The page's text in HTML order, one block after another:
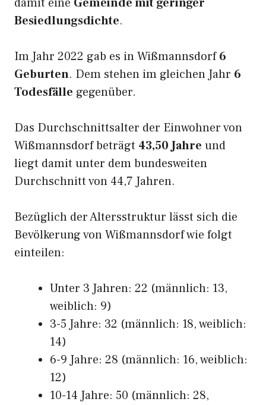
Besiedlungsdichte.
Im Jahr 2022 gab es in Wißmannsdorf6
Geburten. Dem stehen im gleichen Jahr 6
Todesfälle gegenüber.
Das Durchschnittsalter der Einwohner von
Wißmannsdorf beträgt 43,50 Jahre und
liegt damit unter dem bundesweiten
Durchschnitt von 44,7 Jahren.
Bezüglich der Altersstruktur lässt sich die
Bevölkerung von Wißmannsdorf wie folgt
einteilen:
Unter 3 Jahren: 22 (männlich: 13,
weiblich: 9)
3-5 Jahre: 32 (männlich: 18, weiblich:
14)
6-9 Jahre: 28 (männlich: 16, weiblich:
12)
10-14 Jahre: 50 (männlich: 28,